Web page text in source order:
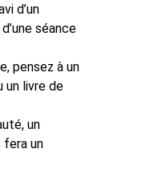
d’un
séance
pensez à un
un livre de
un
fera un